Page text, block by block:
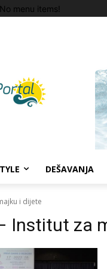
No menu items!
DEŠAVANJA
i dijete
Institut za